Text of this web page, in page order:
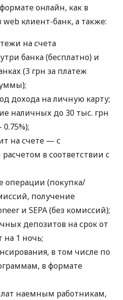
онлайн, как в
клиент-банк, а также:
на счета
банка (бесплатно) и
(3 грн за платеж
дохода на личную карту;
наличных до 30 тыс. грн
на счете — с
в соответствии с
операции (покупка/
получение
и SEPA (без комиссий);
депозитов на срок от
на 1 ночь;
в том числе по
в формате
наемным работникам,